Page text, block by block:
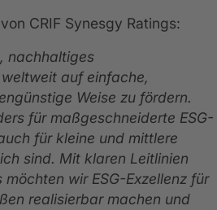
CRIF Synesgy Ratings:
nachhaltiges
auf einfache,
Weise zu fördern.
für maßgeschneiderte ESG-
für kleine und mittlere
sind. Mit klaren Leitlinien
wir ESG-Exzellenz für
realisierbar machen und